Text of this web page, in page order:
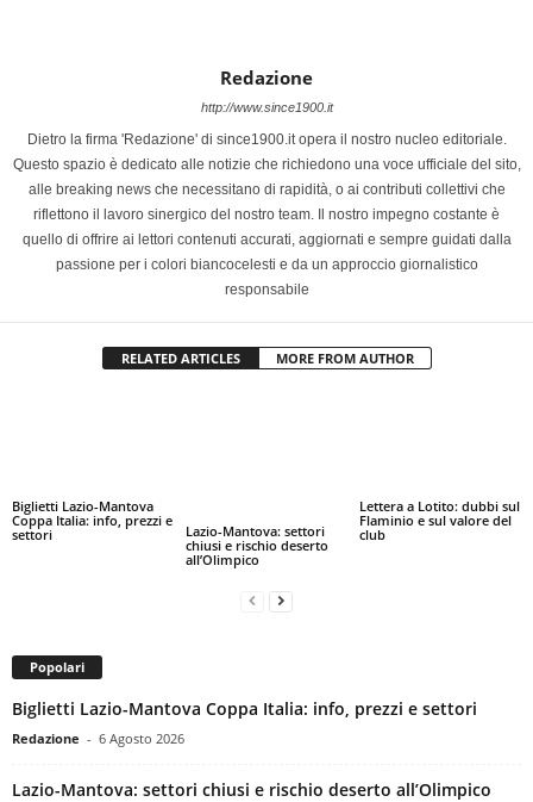
Redazione
http://www.since1900.it
Dietro la firma 'Redazione' di since1900.it opera il nostro nucleo editoriale.
Questo spazio è dedicato alle notizie che richiedono una voce ufficiale del sito,
alle breaking news che necessitano di rapidità, o ai contributi collettivi che
riflettono il lavoro sinergico del nostro team. Il nostro impegno costante è
quello di offrire ai lettori contenuti accurati, aggiornati e sempre guidati dalla
passione per i colori biancocelesti e da un approccio giornalistico
responsabile
RELATED ARTICLES MORE FROM AUTHOR
Biglietti Lazio-Mantova
Coppa Italia: info, prezzi e
settori
Lazio-Mantova: settori
chiusi e rischio deserto
all’Olimpico
Lettera a Lotito: dubbi sul
Flaminio e sul valore del
club
Popolari
Biglietti Lazio-Mantova Coppa Italia: info, prezzi e settori
Redazione - 6 Agosto 2026
Lazio-Mantova: settori chiusi e rischio deserto all’Olimpico